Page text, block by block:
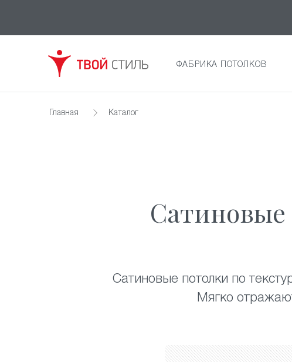
ФАБРИКА ПОТОЛКОВ
Главная Каталог
Сатиновые потолки по
Мягко